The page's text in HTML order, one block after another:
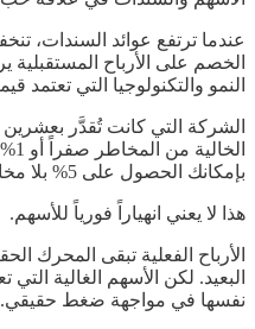
عندما ترتفع عوائد السندات،
الخصم على الأرباح
النمو والتكنولوجيا التي تعتمد
الشركة التي كانت تُقدَّر
بإمكانك الحصول على 5% بلا مخاطرة.
هذا لا يعني انهياراً فورياً للأسهم.
الأرباح الفعلية تبقى المحرك
البعيد. لكن الأسهم الغالية
نفسها في مواجهة ضغط حقيقي.